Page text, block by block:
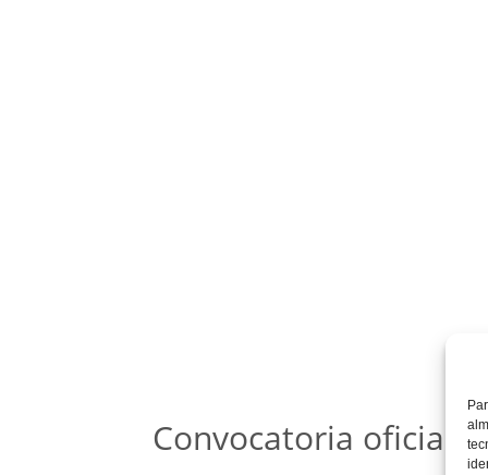
Convocatoria oficial